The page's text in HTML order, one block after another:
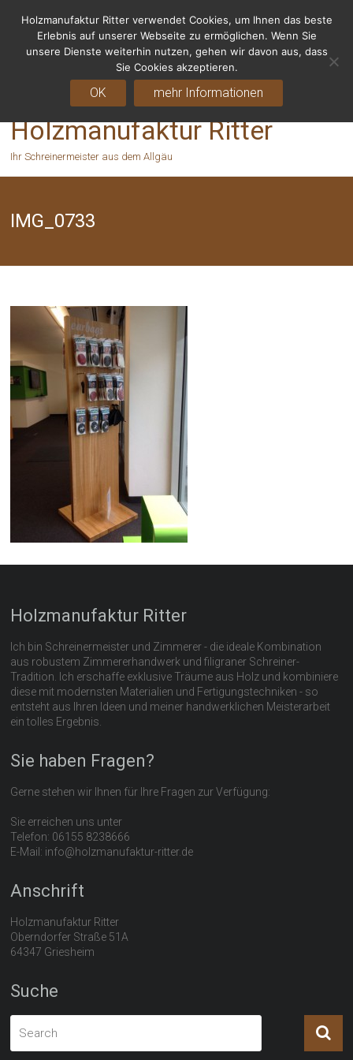
Fragen? Rufen Sie uns an - 06155 8238666
Holzmanufaktur Ritter
Ihr Schreinermeister aus dem Allgäu
IMG_0733
Holzmanufaktur Ritter
Ich bin Schreinermeister und Zimmerer - die ideale Kombination
aus robustem Zimmererhandwerk und filigraner Schreiner-
Tradition. Ich erschaffe exklusive Träume aus Holz und kombiniere
diese mit modernsten Materialien und Fertigungstechniken - so
entsteht aus Ihren Ideen und meiner handwerklichen Meisterarbeit
ein tolles Ergebnis.
Sie haben Fragen?
Gerne stehen wir Ihnen für Ihre Fragen zur Verfügung:
Sie erreichen uns unter
Telefon: 06155 8238666
E-Mail: info@holzmanufaktur-ritter.de
Anschrift
Holzmanufaktur Ritter
Oberndorfer Straße 51A
64347 Griesheim
Suche
Holzmanufaktur Ritter verwendet Cookies, um Ihnen das beste
Erlebnis auf unserer Webseite zu ermöglichen. Wenn Sie
unsere Dienste weiterhin nutzen, gehen wir davon aus, dass
Sie Cookies akzeptieren.
OK mehr Informationen